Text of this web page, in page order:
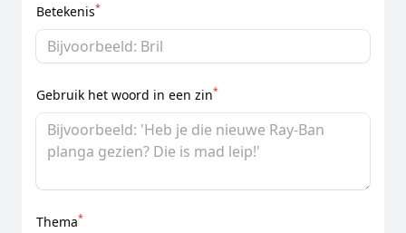
Betekenis*
Gebruik het woord in een zin*
Thema*